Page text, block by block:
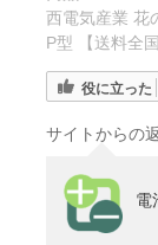
西電気産業 花
P型 【送料全
役に立った
サイトからの
電